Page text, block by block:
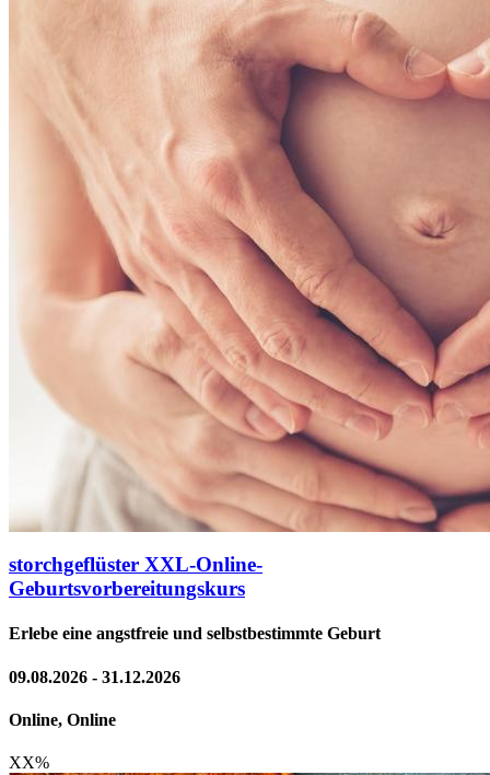
storchgeflüster XXL-Online-
Geburtsvorbereitungskurs
Erlebe eine angstfreie und selbstbestimmte Geburt
09.08.2026 - 31.12.2026
Online, Online
XX%